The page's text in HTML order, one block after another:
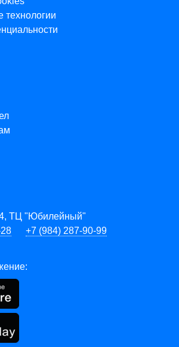
технологии
ТЦ "Юбилейный"
+7 (984) 287-90-99